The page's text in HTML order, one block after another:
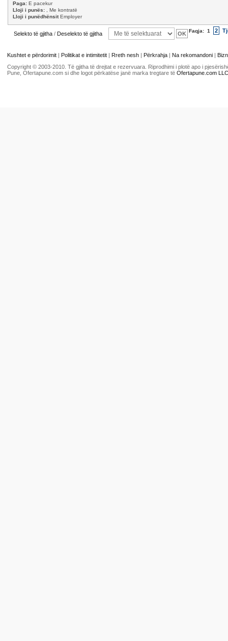
Paga: E pacekur
Lloji i punës: , Me kontratë
Lloji i punëdhënsitEmployer
Selekto të gjitha / Deselekto të gjitha Faqja: 1 2
Kushtet e përdorimit | Politikat e intimitetit | Rreth nesh | Përkrahja | Na rekomandoni |
Copyright © 2003-2010. Të gjitha të drejtat e rezervuara. Riprodhimi i plotë apo i
Pune, Ofertapune.com si dhe logot përkatëse janë marka tregtare të Ofertapune.com LLC